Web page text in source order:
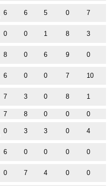
6 6 5 0 7
0 0 1 8 3
8 0 6 9 0
6 0 0 7 10
7 3 0 8 1
7 8 0 0 0
0 3 3 0 4
6 0 0 0 0
0 7 4 0 0